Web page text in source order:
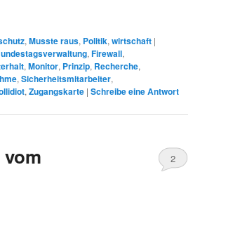
, Musste raus, Politik, wirtschaft |
, Firewall,
, Monitor, Prinzip, Recherche,
, Sicherheitsmitarbeiter,
, Zugangskarte | Schreibe eine Antwort
2